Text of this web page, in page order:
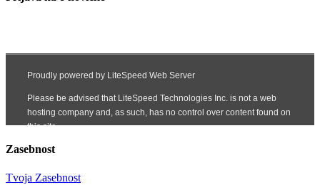
Zasebnost
Tvoja Zasebnost